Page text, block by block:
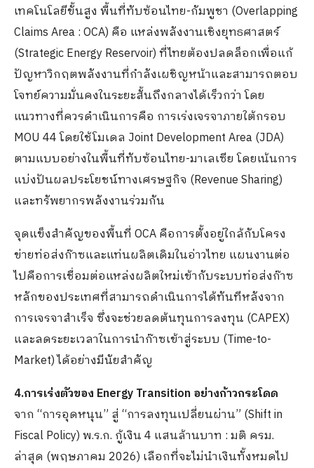
เทคโนโลยีขั้นสูง พื้นที่ทับซ้อนไทย-กัมพูชา (Overlapping
Claims Area : OCA) คือ แหล่งพลังงานเชิงยุทธศาสตร์
(Strategic Energy Reservoir) ที่ไทยต้องปลดล็อกเพื่อแก้
ปัญหาวิกฤตพลังงานที่กำลังเผชิญหน้าและสามารถตอบ
โจทย์ความมั่นคงในระยะสั้นถึงกลางได้เร็วกว่า โดย
แนวทางที่ควรดำเนินการคือ การเร่งเจรจาภายใต้กรอบ
MOU 44 โดยใช้โมเดล Joint Development Area (JDA)
ตามแบบอย่างในพื้นที่ทับซ้อนไทย-มาเลเซีย โดยเน้นการ
แบ่งปันผลประโยชน์ทางเศรษฐกิจ (Revenue Sharing)
และทรัพยากรพลังงานร่วมกัน
จุดแข็งสำคัญของพื้นที่ OCA คือการตั้งอยู่ใกล้กับโครง
ข่ายท่อส่งก๊าซและแท่นผลิตเดิมในอ่าวไทย แผนงานต่อ
ไปคือการเชื่อมต่อแหล่งผลิตใหม่เข้ากับระบบท่อส่งก๊าซ
หลักของประเทศที่สามารถดำเนินการได้ทันทีหลังจาก
การเจรจาสำเร็จ ซึ่งจะช่วยลดต้นทุนการลงทุน (CAPEX)
และลดระยะเวลาในการนำก๊าซเข้าสู่ระบบ (Time-to-
Market) ได้อย่างมีนัยสำคัญ
4.การเร่งตัวของ Energy Transition อย่างก้าวกระโดด
จาก “การอุดหนุน” สู่ “การลงทุนเปลี่ยนผ่าน” (Shift in
Fiscal Policy) พ.ร.ก. กู้เงิน 4 แสนล้านบาท : มติ ครม.
ล่าสุด (พฤษภาคม 2026) เลือกที่จะไม่นำเงินทั้งหมดไป